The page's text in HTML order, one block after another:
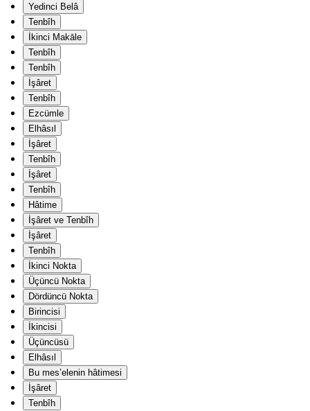
Yedinci Belâ
Tenbîh
İkinci Makāle
Tenbîh
Tenbîh
İşâret
Tenbîh
Ezcümle
Elhâsıl
İşâret
Tenbîh
İşâret
Tenbîh
Hâtime
İşâret ve Tenbîh
İşâret
Tenbîh
İkinci Nokta
Üçüncü Nokta
Dördüncü Nokta
Birincisi
İkincisi
Üçüncüsü
Elhâsıl
Bu mes’elenin hâtimesi
İşâret
Tenbîh